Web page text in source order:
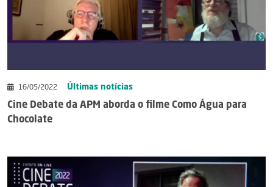
16/05/2022 Últimas notícias
Cine Debate da APM aborda o filme Como Água para
Chocolate